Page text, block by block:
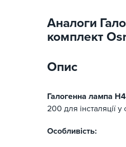
Аналоги
комплект
Опис
Галогенна лампа
200 для інсталяції
Особливість: